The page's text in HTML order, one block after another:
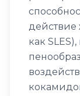
действие
как